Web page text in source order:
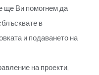
ще Ви помогнем да
в
и подаването на
на проекти,